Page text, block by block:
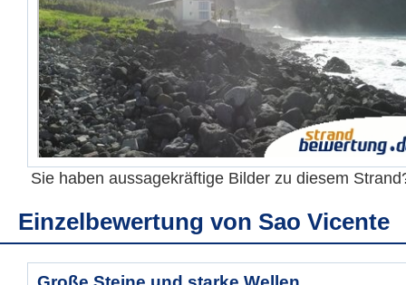
Sie haben aussagekräftige Bilder zu diesem
Einzelbewertung von Sao Vicente